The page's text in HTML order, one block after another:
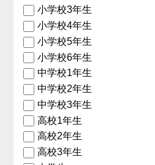
小学校3年生
小学校4年生
小学校5年生
小学校6年生
中学校1年生
中学校2年生
中学校3年生
高校1年生
高校2年生
高校3年生